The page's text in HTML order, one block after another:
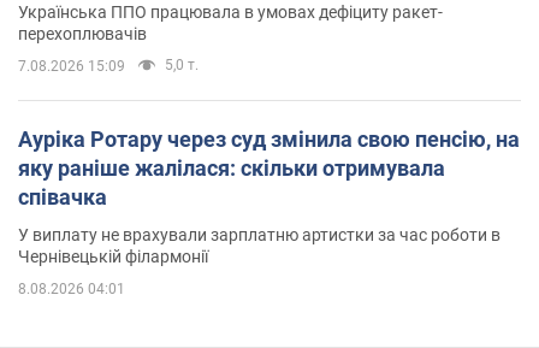
Українська ППО працювала в умовах дефіциту ракет-
перехоплювачів
7.08.2026 15:09 5,0 т.
Ауріка Ротару через суд змінила свою пенсію, на
яку раніше жалілася: скільки отримувала
співачка
У виплату не врахували зарплатню артистки за час роботи в
Чернівецькій філармонії
8.08.2026 04:01